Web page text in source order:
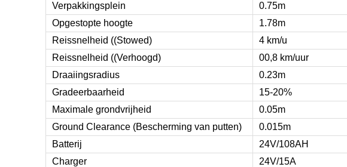
Verpakkingsplein
0.75m
Opgestopte hoogte
1.78m
Reissnelheid ((Stowed)
4 km/u
Reissnelheid ((Verhoogd)
00,8 km/uur
Draaiingsradius
0.23m
Gradeerbaarheid
15-20%
Maximale grondvrijheid
0.05m
Ground Clearance (Bescherming van putten)
0.015m
Batterij
24V/108AH
Charger
24V/15A